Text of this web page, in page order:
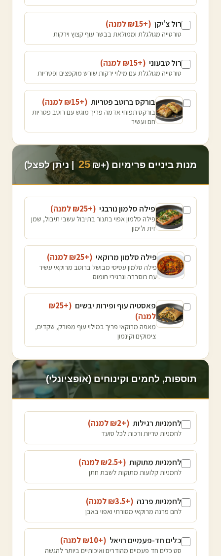
רול צ'יקן (+₪
15 למנה)
טורטייה מגולגלת וממולאת בבשר עוף קצוץ וירקות
רול טבעוני (+₪
15 למנה)
טורטייה מגולגלת עם מילוי ירקות שורש מוקפצים ופטריות
בורקס ברוטב פטריות (+₪
15 למנה)
בורקס תפוחי אדמה פריך מוגש עם רוטב פטריות
חם ועשיר
מנות ביניים פרימיום (+₪ 25 | ניתן לפצל)
פילה סלמון נורבגי (+₪
25 למנה)
פילה סלמון אפוי בתנור בתיבול עשבי תיבול, שמן
זית ולימון
פילה סלמון מרוקאי (+₪
25 למנה)
פילה סלמון עסיסי מבושל ברוטב מרוקאי עשיר
עם כוסברה וגרגירי חומוס
פאסטיה עוף ופירות יבשים (+₪
25
למנה)
מאפה מרוקאי פריך במילוי עוף מפורק, שקדים,
צימוקים וקינמון
תוספות, לחמים וקינוחים (אופציונלי)
לחמניות רגילות (+₪
2 למנה)
לחמניות טריות ורכות לכל סועד
לחמניות מתוקות (+₪
2.5 למנה)
לחמניות קלועות מתוקות לשבת חתן
לחמניות פרנה (+₪
3.5 למנה)
לחם פרנה מרוקאי מסורתי ואפוי באבן
כלים חד-פעמיים רויאל (+₪
10 למנה)
סט כלים חד פעמיים מהודרים ואיכותיים ביותר להגשה